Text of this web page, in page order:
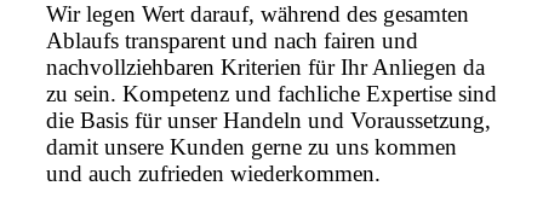
Wir legen Wert darauf, während des gesamten
Ablaufs transparent und nach fairen und
nachvollziehbaren Kriterien für Ihr Anliegen da
zu sein. Kompetenz und fachliche Expertise sind
die Basis für unser Handeln und Voraussetzung,
damit unsere Kunden gerne zu uns kommen
und auch zufrieden wiederkommen.